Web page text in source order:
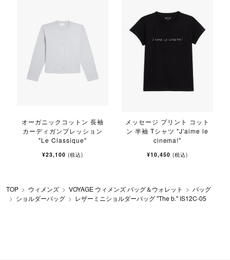
オーガニックコットン 長袖
カーディガンプレッション
"Le Classique"
¥23,100 (税込)
メッセージ プリント コット
ン 半袖 Tシャツ "J'aime le
cinema!"
¥10,450 (税込)
TOP ウィメンズ VOYAGE ウィメンズ バッグ＆ウォレット
バッグ
ショルダーバッグ
レザーミニショルダーバッグ "The b." IS12C-05